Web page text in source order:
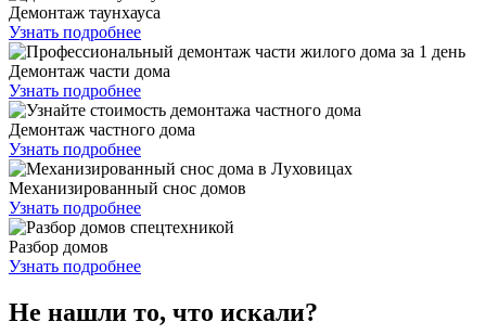
Демонтаж таунхауса
Узнать подробнее
Демонтаж части дома
Узнать подробнее
Демонтаж частного дома
Узнать подробнее
Механизированный снос домов
Узнать подробнее
Разбор домов
Узнать подробнее
Не нашли то, что искали?